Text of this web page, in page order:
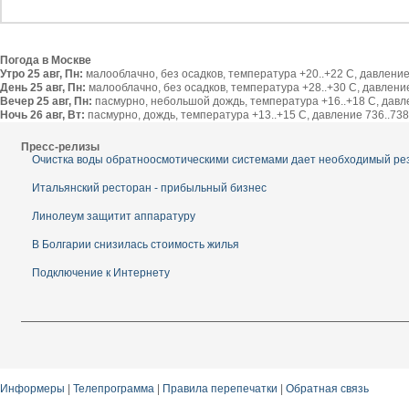
Погода в Москве
Утро 25 авг, Пн: малооблачно, без осадков, температура +20..+22 С,
День 25 авг, Пн: малооблачно, без осадков, температура +28..+30 С,
Вечер 25 авг, Пн: пасмурно, небольшой дождь, температура +16..+18 С,
Ночь 26 авг, Вт: пасмурно, дождь, температура +13..+15 С, давление
Пресс-релизы
Очистка воды обратноосмотическими системами дает необходимый
Итальянский ресторан - прибыльный бизнес
Линолеум защитит аппаратуру
В Болгарии снизилась стоимость жилья
Подключение к Интернету
Информеры Телепрограмма Правила перепечатки Обратная связь